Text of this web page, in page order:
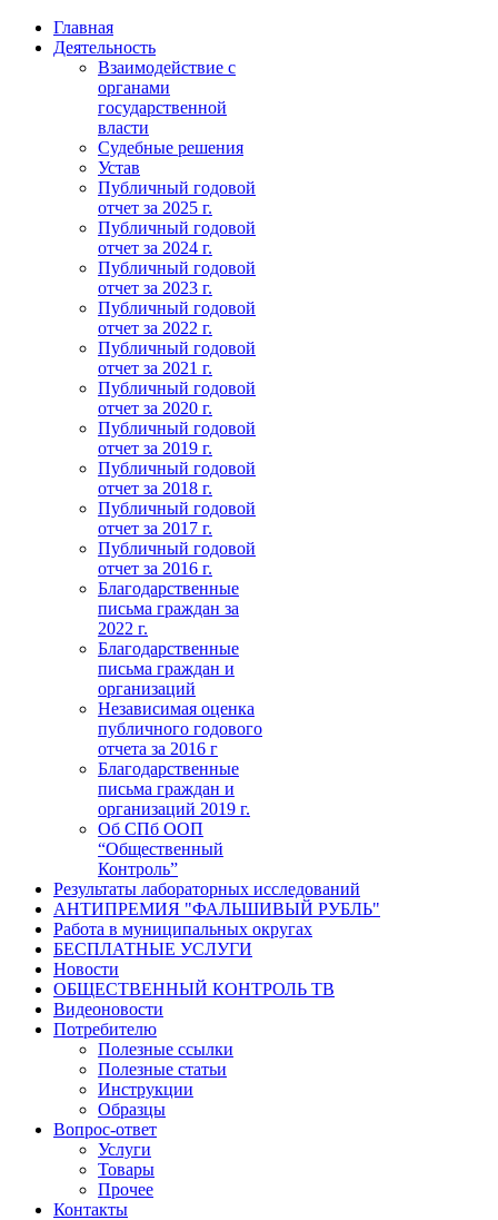
Главная
Деятельность
Взаимодействие с
органами
государственной
власти
Судебные решения
Устав
Публичный годовой
отчет за 2025 г.
Публичный годовой
отчет за 2024 г.
Публичный годовой
отчет за 2023 г.
Публичный годовой
отчет за 2022 г.
Публичный годовой
отчет за 2021 г.
Публичный годовой
отчет за 2020 г.
Публичный годовой
отчет за 2019 г.
Публичный годовой
отчет за 2018 г.
Публичный годовой
отчет за 2017 г.
Публичный годовой
отчет за 2016 г.
Благодарственные
письма граждан за
2022 г.
Благодарственные
письма граждан и
организаций
Независимая оценка
публичного годового
отчета за 2016 г
Благодарственные
письма граждан и
организаций 2019 г.
Об СПб ООП
“Общественный
Контроль”
Результаты лабораторных исследований
АНТИПРЕМИЯ "ФАЛЬШИВЫЙ РУБЛЬ"
Работа в муниципальных округах
БЕСПЛАТНЫЕ УСЛУГИ
Новости
ОБЩЕСТВЕННЫЙ КОНТРОЛЬ ТВ
Видеоновости
Потребителю
Полезные ссылки
Полезные статьи
Инструкции
Образцы
Вопрос-ответ
Услуги
Товары
Прочее
Контакты